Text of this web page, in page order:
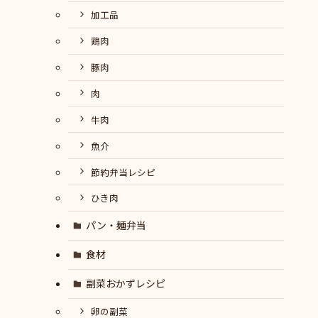
加工品
鶏肉
豚肉
肉
牛肉
魚介
節約弁当レシピ
ひき肉
パン・麺弁当
食材
副菜おかずレシピ
卵の副菜